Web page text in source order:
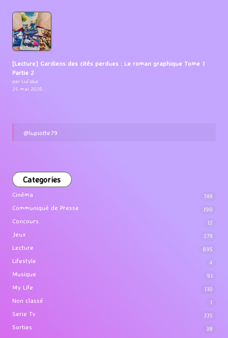
[Lecture] Gardiens des cités perdues : Le roman graphique Tome 1
Partie 2
par LuCioLe
25 mai 2026
@lupiotte79
Categories
Cinéma 749
Communiqué de Presse 190
Concours 12
Jeux 279
Lecture 895
Lifestyle 4
Musique 91
My Life 110
Non classé 1
Serie Tv 335
Sorties 38